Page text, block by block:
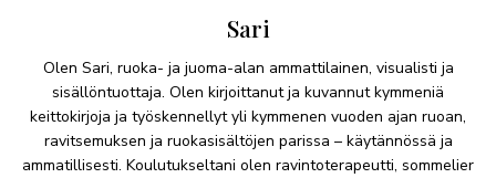
Sari
Olen Sari, ruoka- ja juoma-alan ammattilainen, visualisti ja
sisällöntuottaja. Olen kirjoittanut ja kuvannut kymmeniä
keittokirjoja ja työskennellyt yli kymmenen vuoden ajan ruoan,
ravitsemuksen ja ruokasisältöjen parissa – käytännössä ja
ammatillisesti. Koulutukseltani olen ravintoterapeutti, sommelier